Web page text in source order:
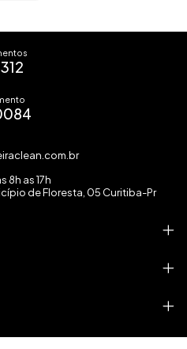
8h as 17h
de Floresta, 05 Curitiba-Pr